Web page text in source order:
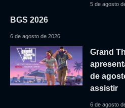
5 de agosto
BGS 2026
6 de agosto de 2026
Grand
de
assistir
6 de agosto